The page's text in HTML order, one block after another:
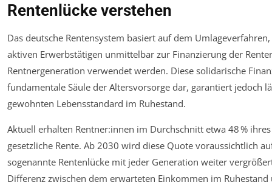
Rentenlücke verstehen
Das deutsche Rentensystem basiert auf dem
aktiven Erwerbstätigen unmittelbar zur Finanzierung der
Rentnergeneration verwendet werden. Diese solidarische
fundamentale Säule der Altersvorsorge dar, garantiert jedoch
gewohnten Lebensstandard im Ruhestand.
Aktuell erhalten Rentner:innen im Durchschnitt etwa 48 %
gesetzliche Rente. Ab 2030 wird diese Quote voraussichtlich
sogenannte Rentenlücke mit jeder Generation weiter
Differenz zwischen dem erwarteten Einkommen im